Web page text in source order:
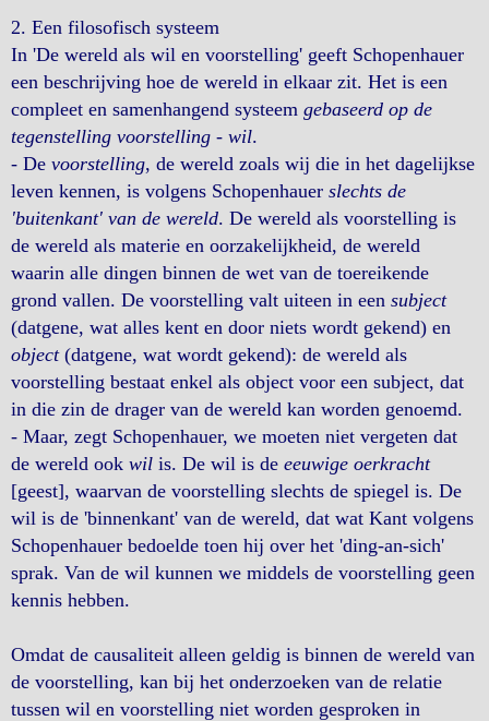
2. Een filosofisch systeem
In 'De wereld als wil en voorstelling' geeft Schopenhauer
een beschrijving hoe de wereld in elkaar zit. Het is een
compleet en samenhangend systeem gebaseerd op de
tegenstelling voorstelling - wil.
- De voorstelling, de wereld zoals wij die in het dagelijkse
leven kennen, is volgens Schopenhauer slechts de
'buitenkant' van de wereld. De wereld als voorstelling is
de wereld als materie en oorzakelijkheid, de wereld
waarin alle dingen binnen de wet van de toereikende
grond vallen. De voorstelling valt uiteen in een subject
(datgene, wat alles kent en door niets wordt gekend) en
object(datgene, wat wordt gekend): de wereld als
voorstelling bestaat enkel als object voor een subject, dat
in die zin de drager van de wereld kan worden genoemd.
- Maar, zegt Schopenhauer, we moeten niet vergeten dat
de wereld ook wil is. De wil is de eeuwige oerkracht
[geest], waarvan de voorstelling slechts de spiegel is. De
wil is de 'binnenkant' van de wereld, dat wat Kant volgens
Schopenhauer bedoelde toen hij over het 'ding-an-sich'
sprak. Van de wil kunnen we middels de voorstelling geen
kennis hebben.
Omdat de causaliteit alleen geldig is binnen de wereld van
de voorstelling, kan bij het onderzoeken van de relatie
tussen wil en voorstelling niet worden gesproken in